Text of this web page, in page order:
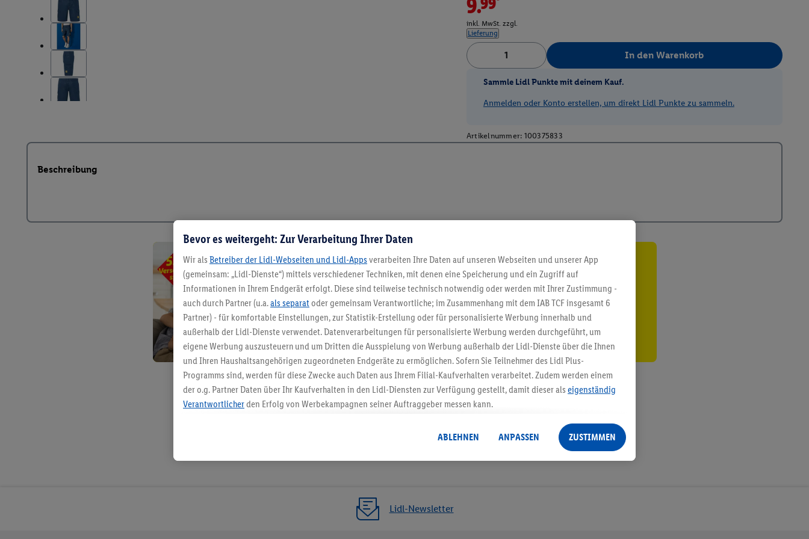
9.99*
inkl. MwSt. zzgl.
Lieferung
In den Warenkorb
Sammle Lidl Punkte mit deinem Kauf.
Anmelden oder Konto erstellen, um direkt Lidl Punkte zu sammeln.
Artikelnummer: 100375833
Beschreibung
5.95 € Versand sparen³²ᵃ
Jetzt zum Newsletter anmelden
Gutschein sichern!
Lidl-Newsletter
Bevor es weitergeht: Zur Verarbeitung Ihrer Daten
Wir als Betreiber der Lidl-Webseiten und Lidl-Apps verarbeiten Ihre Daten auf unseren Webseiten und unserer App
(gemeinsam: „Lidl-Dienste“) mittels verschiedener Techniken, mit denen eine Speicherung und ein Zugriff auf
Informationen in Ihrem Endgerät erfolgt. Diese sind teilweise technisch notwendig oder werden mit Ihrer Zustimmung -
auch durch Partner (u.a.als separat oder gemeinsam Verantwortliche; im Zusammenhang mit dem IAB TCF insgesamt 6
Partner) - für komfortable Einstellungen, zur Statistik-Erstellung oder für personalisierte Werbung innerhalb und
außerhalb der Lidl-Dienste verwendet. Datenverarbeitungen für personalisierte Werbung werden durchgeführt, um
eigene Werbung auszusteuern und um Dritten die Ausspielung von Werbung außerhalb der Lidl-Dienste über die Ihnen
und Ihren Haushaltsangehörigen zugeordneten Endgeräte zu ermöglichen. Sofern Sie Teilnehmer des Lidl Plus-
Programms sind, werden für diese Zwecke auch Daten aus Ihrem Filial-Kaufverhalten verarbeitet. Zudem werden einem
der o.g. Partner Daten über Ihr Kaufverhalten in den Lidl-Diensten zur Verfügung gestellt, damit dieser als eigenständig
Verantwortlicherden Erfolg von Werbekampagnen seiner Auftraggeber messen kann.
angereicherten Profilen. Dies umfasst die Zusammenführung von Daten (z.B. über Ihre Nutzung der Lidl-Dienste, Ihr
Kaufverhalten in den Lidl-Diensten, Informationen aus Ihrem Kundenkonto - z.B. Alter oder Geschlecht - sowie Ihre
genauen Standortdaten) auch über verschiedene Endgeräte und Lidl-Dienste hinweg einschließlich dem Speichern von
Erfolgsmessung der Werbung, zur Zielgruppenforschung, zur Entwicklung von Angeboten sowie zur technischen
Sicherung und Optimierung dieser Werbeausspielungen.
ABLEHNEN ANPASSEN ZUSTIMMEN